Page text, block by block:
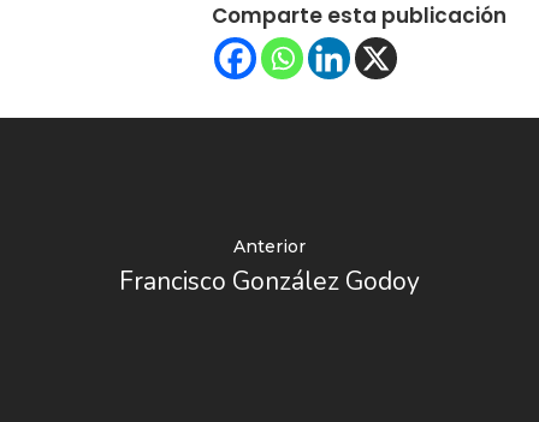
Comparte esta publicación
Anterior
Francisco González Godoy